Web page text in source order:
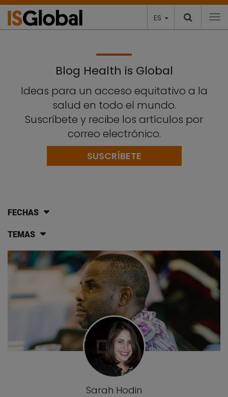
ES
Blog Health is Global
Ideas para un acceso equitativo a la
salud en todo el mundo.
Suscríbete y recibe los artículos por
correo electrónico.
SUSCRÍBETE
FECHAS
TEMAS
Lista de artículos del blog
Sarah Hodin